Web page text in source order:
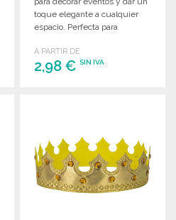
toque elegante a cualquier
espacio. Perfecta para
A PARTIR DE
2,98 €SIN IVA